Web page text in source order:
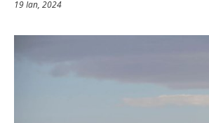
19 Ian, 2024